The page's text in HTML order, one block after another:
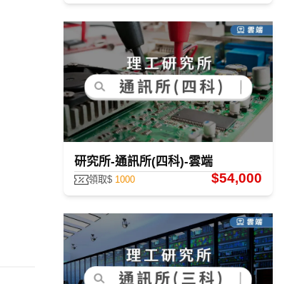
研究所-通訊所(四科)-雲端
領取$ 1000 $54,000